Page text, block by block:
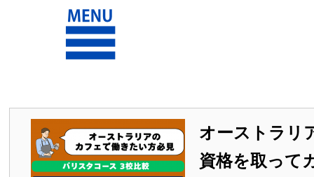
オーストラリ
資格を取って